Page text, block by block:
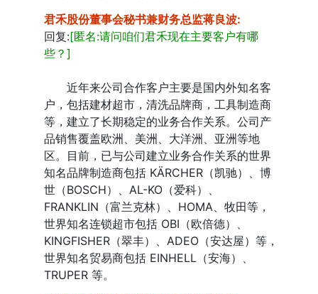
君禾股份董事会秘书兼财务总监蒋良波:
回复:[匿名:请问咱们君禾现在主要客户有哪
些？]
近年来公司合作客户主要是国内外知名客
户，包括建材超市，清洗品牌商，工具制造商
等，建立了长期稳定的业务合作关系。公司产
品销售覆盖欧洲、美洲、大洋洲、亚洲等地
区。目前，已与公司建立业务合作关系的世界
知名品牌制造商包括 KÄRCHER（凯驰）、博
世（BOSCH）、AL-KO（爱科）、
FRANKLIN（富兰克林）、HOMA、牧田等，
世界知名连锁超市包括 OBI（欧倍德）、
KINGFISHER（翠丰）、ADEO（安达屋）等，
世界知名贸易商包括 EINHELL（安海）、
TRUPER 等。